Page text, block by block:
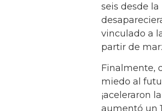
seis desde
vinculado a
partir de
Finalmente,
miedo al
¡aceleraron
aumentó un